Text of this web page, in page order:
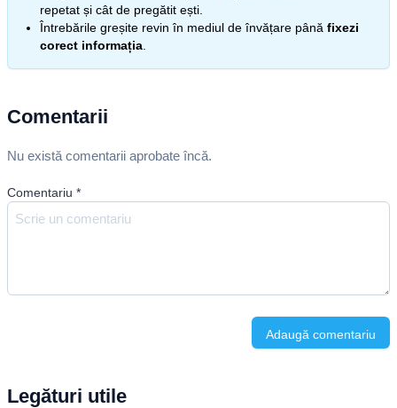
repetat și cât de pregătit ești.
Întrebările greșite revin în mediul de învățare până fixezi
corect informația
Comentarii
Nu există comentarii aprobate încă.
Comentariu *
Adaugă comentariu
Legături utile